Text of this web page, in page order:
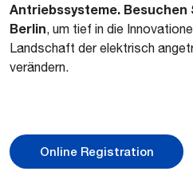
Antriebssysteme. Besuchen
Berlin, um tief in die
Landschaft der elektrisch
verändern.
Online Registration